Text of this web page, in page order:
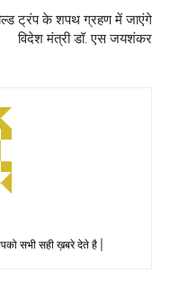
ट्रंप के शपथ ग्रहण में जाएंगे
विदेश मंत्री डॉ. एस जयशंकर
सभी सही ख़बरे देते है |